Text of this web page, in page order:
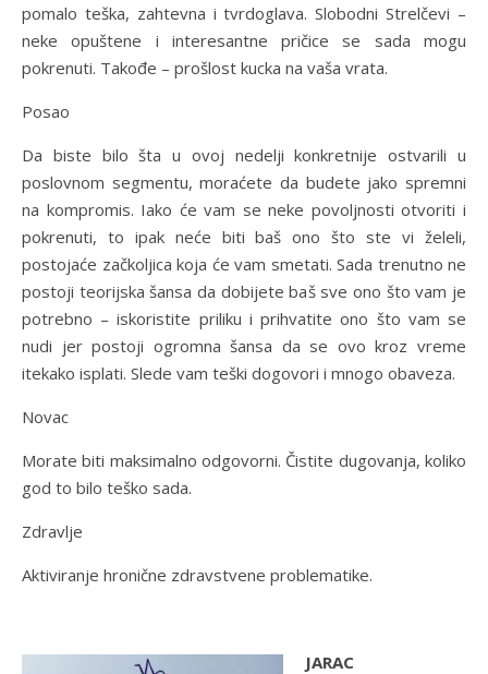
pomalo teška, zahtevna i tvrdoglava. Slobodni Strelčevi –
neke opuštene i interesantne pričice se sada mogu
pokrenuti. Takođe – prošlost kucka na vaša vrata.
Posao
Da biste bilo šta u ovoj nedelji konkretnije ostvarili u
poslovnom segmentu, moraćete da budete jako spremni
na kompromis. Iako će vam se neke povoljnosti otvoriti i
pokrenuti, to ipak neće biti baš ono što ste vi želeli,
postojaće začkoljica koja će vam smetati. Sada trenutno ne
postoji teorijska šansa da dobijete baš sve ono što vam je
potrebno – iskoristite priliku i prihvatite ono što vam se
nudi jer postoji ogromna šansa da se ovo kroz vreme
itekako isplati. Slede vam teški dogovori i mnogo obaveza.
Novac
Morate biti maksimalno odgovorni. Čistite dugovanja, koliko
god to bilo teško sada.
Zdravlje
Aktiviranje hronične zdravstvene problematike.
JARAC